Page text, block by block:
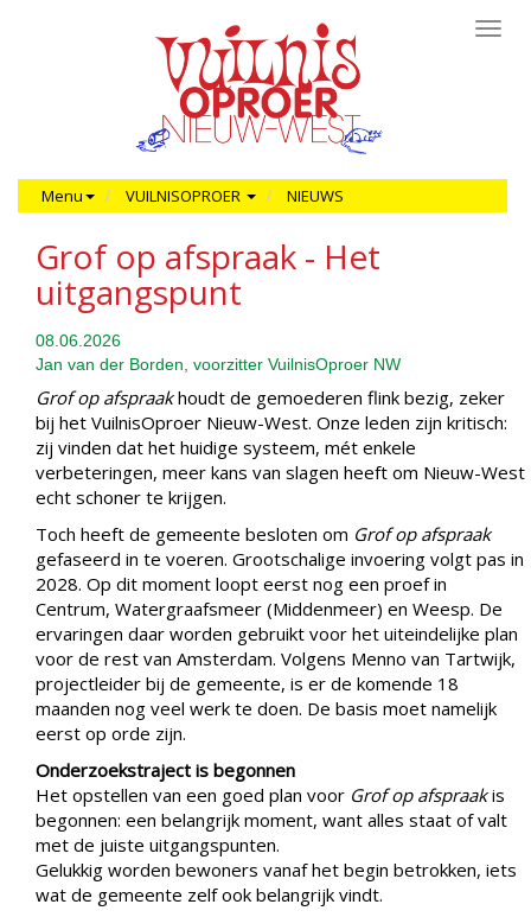
Menu VUILNISOPROER NIEUWS
Grof op afspraak - Het
uitgangspunt
08.06.2026
Jan van der Borden, voorzitter VuilnisOproer NW
Grof op afspraakhoudt de gemoederen flink bezig, zeker
bij het VuilnisOproer Nieuw-West. Onze leden zijn kritisch:
zij vinden dat het huidige systeem, mét enkele
verbeteringen, meer kans van slagen heeft om Nieuw-West
echt schoner te krijgen.
Toch heeft de gemeente besloten om Grof op afspraak
gefaseerd in te voeren. Grootschalige invoering volgt pas in
2028. Op dit moment loopt eerst nog een proef in
Centrum, Watergraafsmeer (Middenmeer) en Weesp. De
ervaringen daar worden gebruikt voor het uiteindelijke plan
voor de rest van Amsterdam. Volgens Menno van Tartwijk,
projectleider bij de gemeente, is er de komende 18
maanden nog veel werk te doen. De basis moet namelijk
eerst op orde zijn.
Onderzoekstraject is begonnen
Het opstellen van een goed plan voor Grof op afspraakis
begonnen: een belangrijk moment, want alles staat of valt
met de juiste uitgangspunten.
Gelukkig worden bewoners vanaf het begin betrokken, iets
wat de gemeente zelf ook belangrijk vindt.